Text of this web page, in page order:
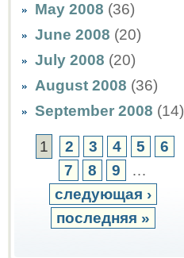
May 2008 (36)
June 2008 (20)
July 2008 (20)
August 2008 (36)
September 2008 (14)
1 2 3 4 5
6
7
8 9
…
следующая ›
последняя »